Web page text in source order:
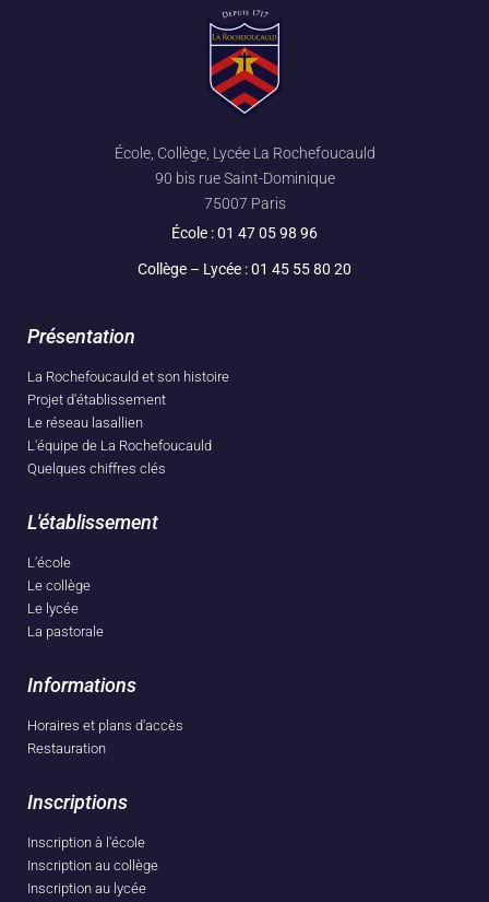
École, Collège, Lycée La Rochefoucauld
90 bis rue Saint-Dominique
75007 Paris
École :01 47 05 98 96
Collège – Lycée :01 45 55 80 20
Présentation
La Rochefoucauld et son histoire
Projet d'établissement
Le réseau lasallien
L'équipe de La Rochefoucauld
Quelques chiffres clés
L'établissement
L'école
Le collège
Le lycée
La pastorale
Informations
Horaires et plans d'accès
Restauration
Inscriptions
Inscription à l'école
Inscription au collège
Inscription au lycée